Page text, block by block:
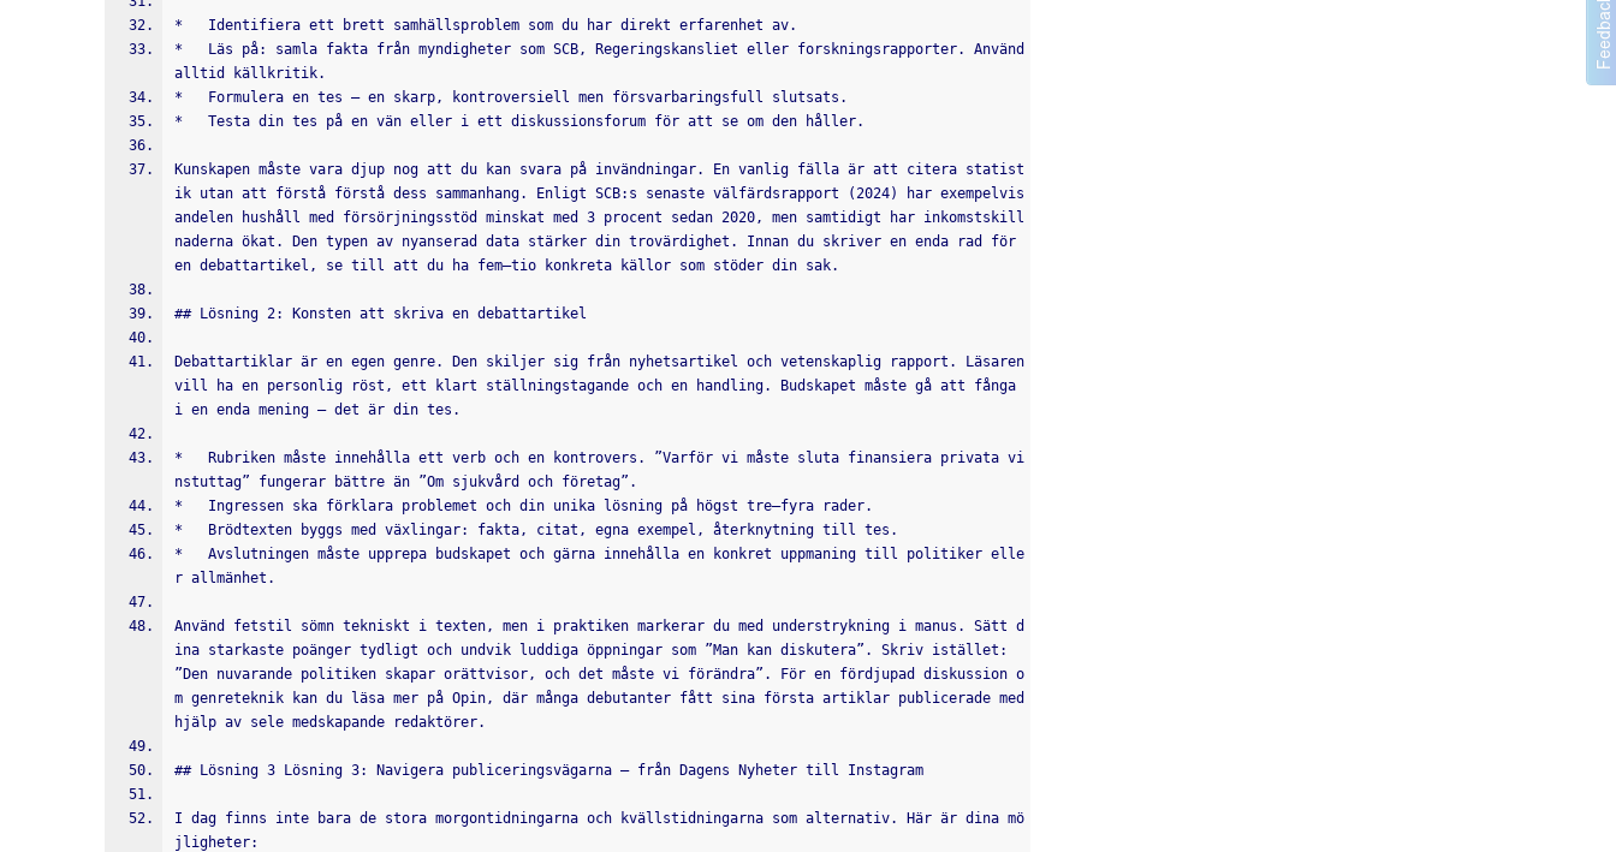
*   Identifiera ett brett samhällsproblem som du har direkt erfarenhet av.
*   Läs på: samla fakta från myndigheter som SCB, Regeringskansliet eller forskningsrapporter. Använd
alltid källkritik.
*   Formulera en tes – en skarp, kontroversiell men försvarbaringsfull slutsats.
*   Testa din tes på en vän eller i ett diskussionsforum för att se om den håller.
Kunskapen måste vara djup nog att du kan svara på invändningar. En vanlig fälla är att citera statist
ik utan att förstå förstå dess sammanhang. Enligt SCB:s senaste välfärdsrapport (2024) har exempelvis
andelen hushåll med försörjningsstöd minskat med 3 procent sedan 2020, men samtidigt har inkomstskill
naderna ökat. Den typen av nyanserad data stärker din trovärdighet. Innan du skriver en enda rad för
en debattartikel, se till att du ha fem–tio konkreta källor som stöder din sak.
## Lösning 2: Konsten att skriva en debattartikel
Debattartiklar är en egen genre. Den skiljer sig från nyhetsartikel och vetenskaplig rapport. Läsaren
vill ha en personlig röst, ett klart ställningstagande och en handling. Budskapet måste gå att fånga
i en enda mening – det är din tes.
*   Rubriken måste innehålla ett verb och en kontrovers. ”Varför vi måste sluta finansiera privata vi
nstuttag” fungerar bättre än ”Om sjukvård och företag”.
*   Ingressen ska förklara problemet och din unika lösning på högst tre–fyra rader.
*   Brödtexten byggs med växlingar: fakta, citat, egna exempel, återknytning till tes.
*   Avslutningen måste upprepa budskapet och gärna innehålla en konkret uppmaning till politiker elle
r allmänhet.
Använd fetstil sömn tekniskt i texten, men i praktiken markerar du med understrykning i manus. Sätt d
ina starkaste poänger tydligt och undvik luddiga öppningar som ”Man kan diskutera”. Skriv istället:
”Den nuvarande politiken skapar orättvisor, och det måste vi förändra”. För en fördjupad diskussion o
m genreteknik kan du läsa mer på Opin, där många debutanter fått sina första artiklar publicerade med
hjälp av sele medskapande redaktörer.
## Lösning 3 Lösning 3: Navigera publiceringsvägarna – från Dagens Nyheter till Instagram
I dag finns inte bara de stora morgontidningarna och kvällstidningarna som alternativ. Här är dina mö
jligheter: